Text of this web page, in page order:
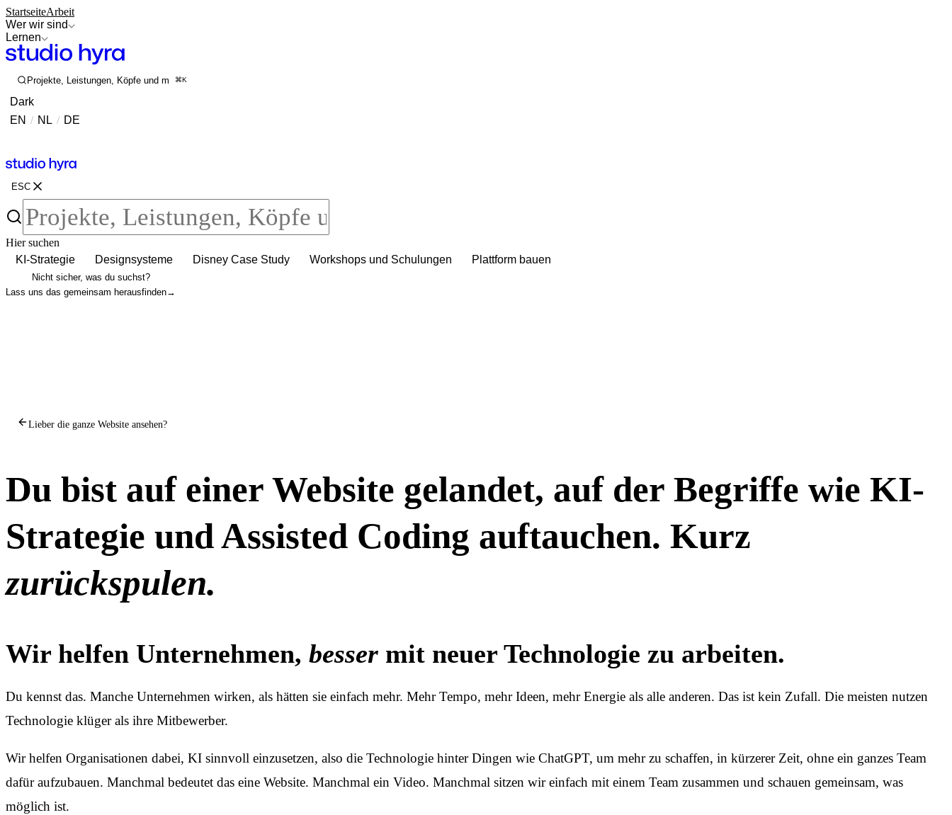
StartseiteArbeit
Wer wir sind
Lernen
Projekte, Leistungen, Köpfe und mehr durchsuchen
⌘K
Dark
EN / NL / DE
ESC
Hier suchen
KI-Strategie
Designsysteme Disney Case Study Workshops und Schulungen Plattform bauen
Nicht sicher, was du suchst?
Lass uns das gemeinsam herausfinden→
Lieber die ganze Website ansehen?
Du bist auf einer Website gelandet, auf der Begriffe wie KI-
Strategie und Assisted Coding auftauchen. Kurz
zurückspulen.
Wir helfen Unternehmen, besser mit neuer Technologie zu arbeiten.
Du kennst das. Manche Unternehmen wirken, als hätten sie einfach mehr. Mehr Tempo, mehr Ideen, mehr Energie als alle anderen. Das ist kein Zufall. Die meisten nutzen
Technologie klüger als ihre Mitbewerber.
Wir helfen Organisationen dabei, KI sinnvoll einzusetzen, also die Technologie hinter Dingen wie ChatGPT, um mehr zu schaffen, in kürzerer Zeit, ohne ein ganzes Team
dafür aufzubauen. Manchmal bedeutet das eine Website. Manchmal ein Video. Manchmal sitzen wir einfach mit einem Team zusammen und schauen gemeinsam, was
möglich ist.